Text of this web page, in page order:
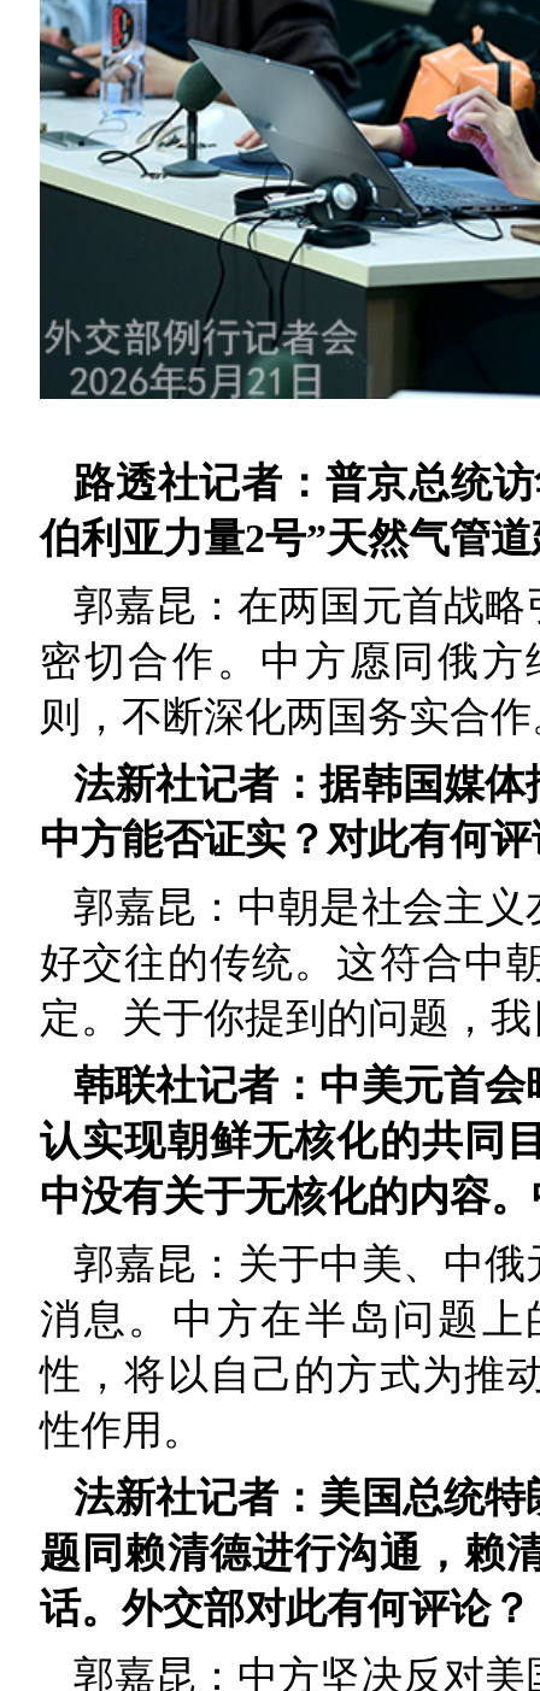
路透社记者：普京总统
伯利亚力量2号”天然气管
郭嘉昆：在两国元首战
密切合作。中方愿同俄
则，不断深化两国务实合
法新社记者：据韩国媒
中方能否证实？对此有何
郭嘉昆：中朝是社会主
好交往的传统。这符合中
定。关于你提到的问题，
韩联社记者：中美元首
认实现朝鲜无核化的共同
中没有关于无核化的内容
郭嘉昆：关于中美、中
消息。中方在半岛问题
性，将以自己的方式为推
性作用。
法新社记者：美国总统
题同赖清德进行沟通，赖
话。外交部对此有何评论？
郭嘉昆：中方坚决反对